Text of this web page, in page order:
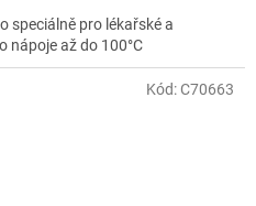
speciálně pro lékařské a
nápoje až do 100°C
Kód:C70663